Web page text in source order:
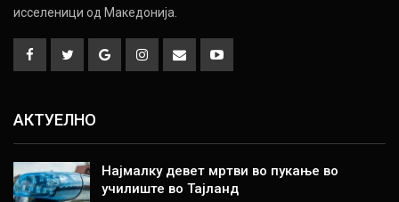
исселеници од Македонија.
АКТУЕЛНО
Најмалку девет мртви во пукање во
училиште во Тајланд